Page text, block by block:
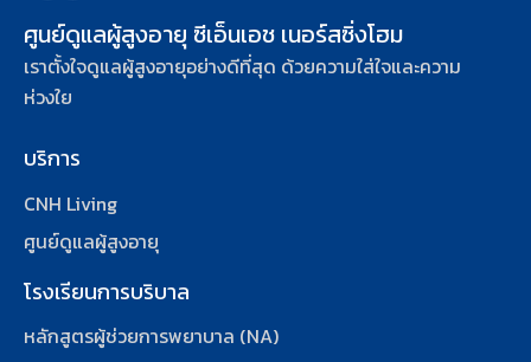
ศูนย์ดูแลผู้สูงอายุ ซีเอ็นเอช เนอร์สซิ่งโฮม
เราตั้งใจดูแลผู้สูงอายุอย่างดีที่สุด ด้วยความใส่ใจและความ
ห่วงใย
บริการ
CNH Living
ศูนย์ดูแลผู้สูงอายุ
โรงเรียนการบริบาล
หลักสูตรผู้ช่วยการพยาบาล (NA)